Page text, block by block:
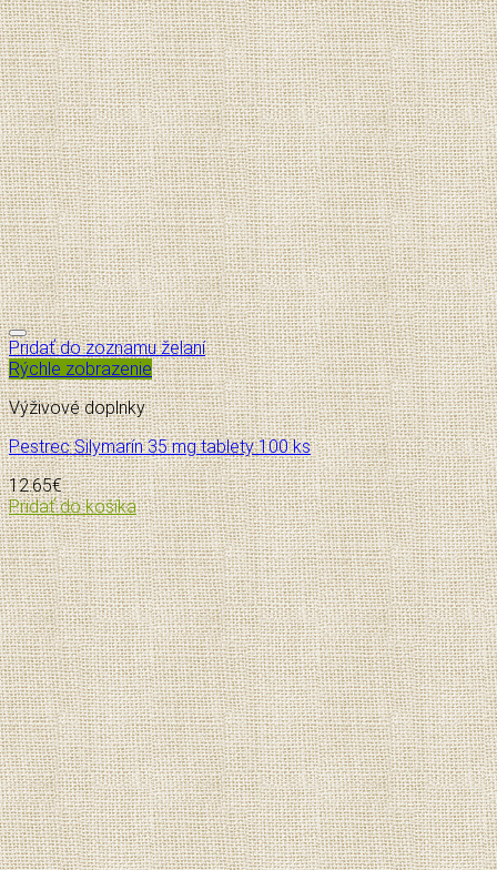
Pridať do zoznamu želaní
Rýchle zobrazenie
Výživové doplnky
Pestrec Silymarín 35 mg tablety 100 ks
12.65€
Pridať do košíka